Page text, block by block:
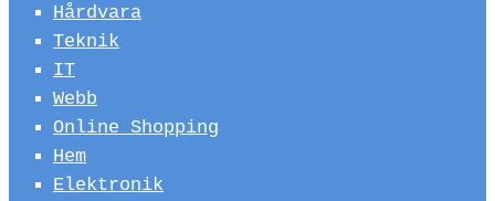
Hårdvara
Teknik
IT
Webb
Online Shopping
Hem
Elektronik